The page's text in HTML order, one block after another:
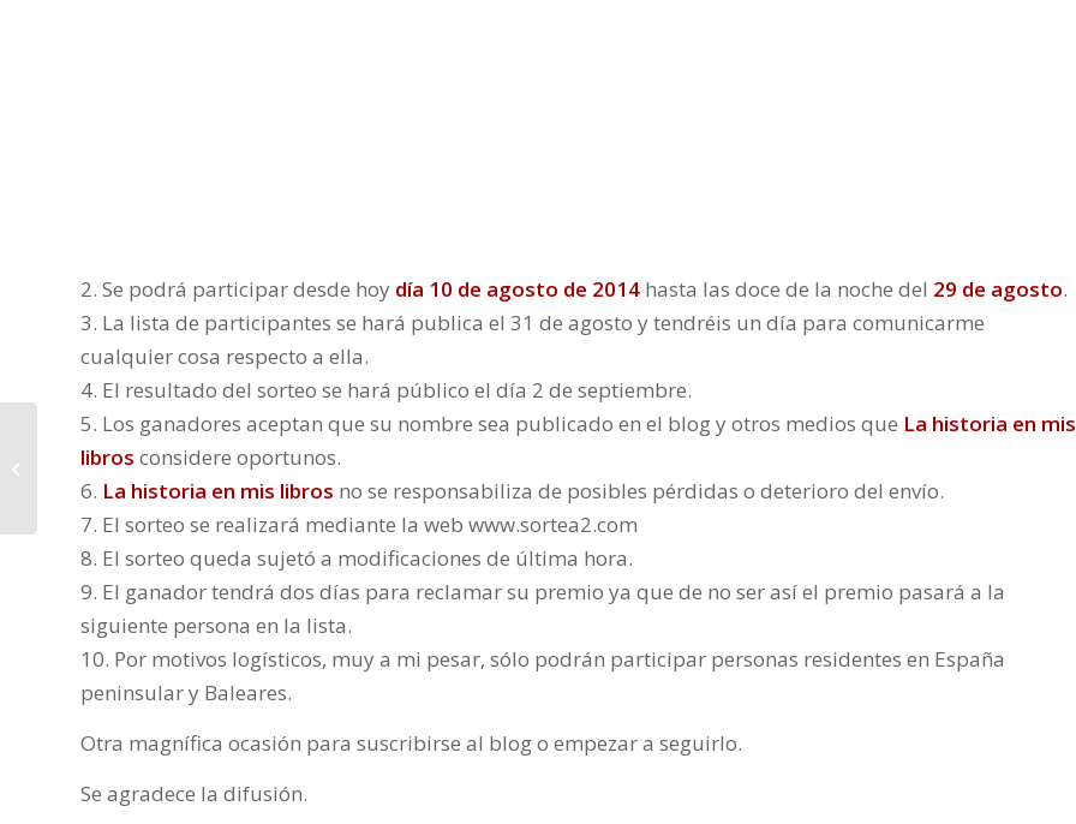
2. Se podrá participar desde hoy día 10 de agosto de 2014 hasta las doce de la noche del 29 de agosto.
3. La lista de participantes se hará publica el 31 de agosto y tendréis un día para comunicarme
cualquier cosa respecto a ella.
4. El resultado del sorteo se hará público el día 2 de septiembre.
5. Los ganadores aceptan que su nombre sea publicado en el blog y otros medios que La historia en mis
libros considere oportunos.
6. La historia en mis libros no se responsabiliza de posibles pérdidas o deterioro del envío.
7. El sorteo se realizará mediante la web www.sortea2.com
8. El sorteo queda sujetó a modificaciones de última hora.
9. El ganador tendrá dos días para reclamar su premio ya que de no ser así el premio pasará a la
siguiente persona en la lista.
10. Por motivos logísticos, muy a mi pesar, sólo podrán participar personas residentes en España
peninsular y Baleares.
Otra magnífica ocasión para suscribirse al blog o empezar a seguirlo.
Se agradece la difusión.
Presentando escritores: Macoco
Giménez Medina